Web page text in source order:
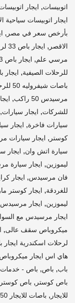
اتوبيسات, ايجار
ايجار اتوبيسات سياحية
بأرخص سعر في مصر ,
الاقصر , ايجار باص 33 لرحلات الساحل الشمالي
مرسي علم, ايجار باص 33 لرحلات مرسي مطروح
للرحلات الصيفية, ايجار
باصات شيفروليه 50 للرحلات
مرسيدس 50 راكب
,
للشركات, ايجار سيارات,
سيارات فاخرة, ايجار
كوستر , ايجار سيارات
سيارة اتش وان, ايجار
ليموزين, ايجار سيارة
فان مرسيدس, ايجار
للغردقة, ايجار كوستر
ليموزين, ايجار مرسيدس S450
ايجار مرسيدس مع
ميكروباص سقف عالى,
لرحلات اسكندرية
هاي اس ايجار ميكروباص
باب, باص, باص - خدمات
باص كوستر , باص كوستر
للايجار , باصات للايجار 50راكب